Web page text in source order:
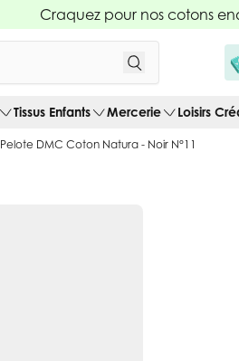
Craquez pour nos cotons
Tissus Enfants Mercerie Loisirs
Pelote DMC Coton Natura - Noir N°11